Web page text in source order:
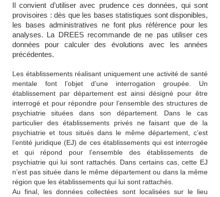
Il convient d’utiliser avec prudence ces données, qui sont
provisoires : dès que les bases statistiques sont disponibles,
les bases administratives ne font plus référence pour les
analyses. La DREES recommande de ne pas utiliser ces
données pour calculer des évolutions avec les années
précédentes.
Les établissements réalisant uniquement une activité de santé
mentale font l’objet d’une interrogation groupée. Un
établissement par département est ainsi désigné pour être
interrogé et pour répondre pour l’ensemble des structures de
psychiatrie situées dans son département. Dans le cas
particulier des établissements privés ne faisant que de la
psychiatrie et tous situés dans le même département, c’est
l’entité juridique (EJ) de ces établissements qui est interrogée
et qui répond pour l’ensemble des établissements de
psychiatrie qui lui sont rattachés. Dans certains cas, cette EJ
n’est pas située dans le même département ou dans la même
région que les établissements qui lui sont rattachés.
Au final, les données collectées sont localisées sur le lieu